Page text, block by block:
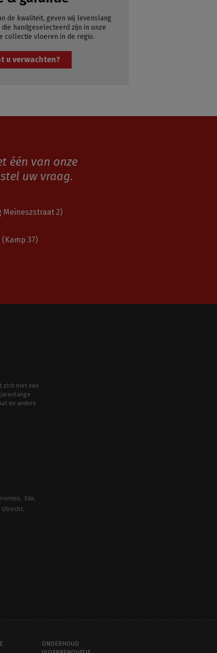
de kwaliteit, geven wij levenslang
handgeselecteerd zijn in onze
collectie vloeren in de regio.
u verwachten?
één van onze
uw vraag.
Meineszstraat 2)
(Kamp 37)
zich met een
en andere
Ede
Utrecht
ONDERHOUD